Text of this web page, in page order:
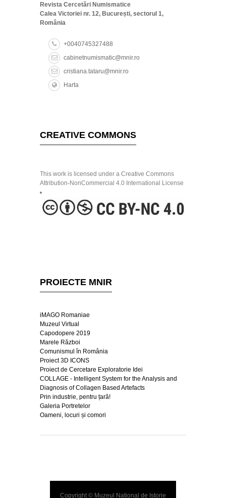
Revista Cercetări Numismatice
Calea Victoriei nr. 12, București, sectorul 1,
România
+0040745327488
cabinetnumismatic@mnir.ro
cristiana.tataru@mnir.ro
Harta
CREATIVE COMMONS
This work is licensed under a Creative Commons
Attribution-NonCommercial 4.0 International License
PROIECTE MNIR
iMAGO Romaniae
Muzeul Virtual
Capodopere 2019
Marele Război
Comunismul în România
Proiect 3D ICONS
Proiect de Cercetare Exploratorie Idei
COLLAGE - Intelligent System for the Analysis and
Diagnosis of Collagen Based Artefacts
Prin industrie, pentru țară!
Galeria Portretelor
Oameni, locuri și comori
Copyright © Muzeul Național de Istorie